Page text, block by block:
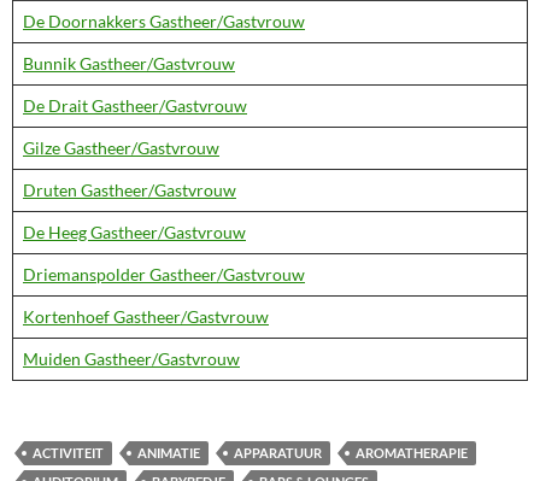
De Doornakkers Gastheer/Gastvrouw
Bunnik Gastheer/Gastvrouw
De Drait Gastheer/Gastvrouw
Gilze Gastheer/Gastvrouw
Druten Gastheer/Gastvrouw
De Heeg Gastheer/Gastvrouw
Driemanspolder Gastheer/Gastvrouw
Kortenhoef Gastheer/Gastvrouw
Muiden Gastheer/Gastvrouw
ACTIVITEIT ANIMATIE APPARATUUR
AROMATHERAPIE